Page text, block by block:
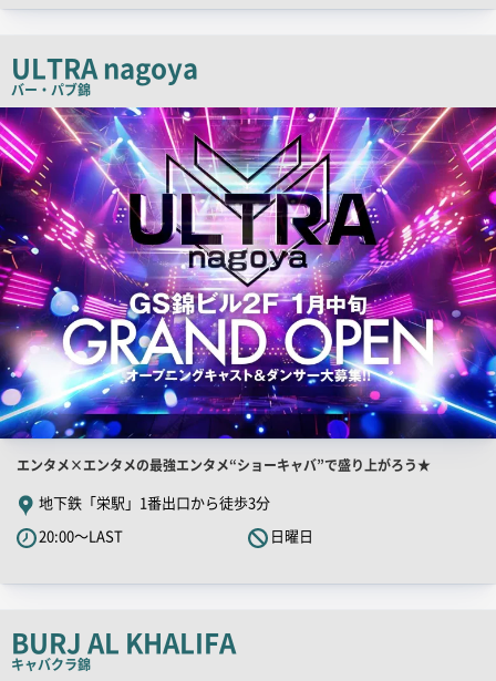
チ
ー
ULTRA nagoya
バー・パブ錦
検
索
結
果
一
覧
画
像
店
舗
PR
キ
コ
ピ
エンタメ×エンタメの最強エンタメ“ショーキャバ”で盛り上がろう★
地下鉄「栄駅」1番出口から徒歩3分
20:00～LAST
日曜日
BURJ AL KHALIFA
キャバクラ錦